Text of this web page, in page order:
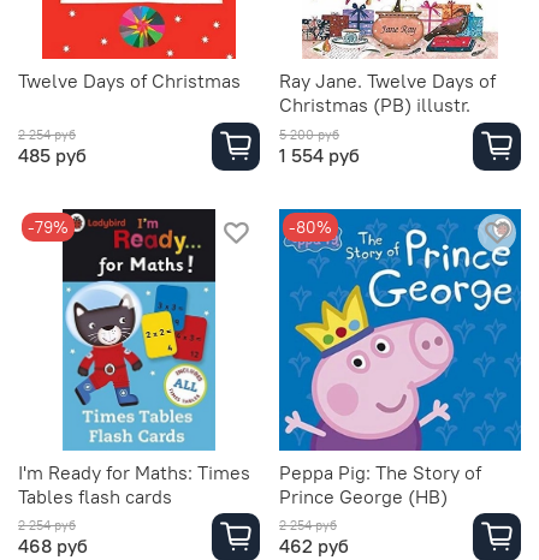
Twelve Days of Christmas
2 254 руб
485 руб
Ray Jane. Twelve Days of
Christmas (PB) illustr.
5 200 руб
1 554 руб
-79%
I'm Ready for Maths: Times
Tables flash cards
2 254 руб
468 руб
-80%
Peppa Pig: The Story of
Prince George (HB)
2 254 руб
462 руб